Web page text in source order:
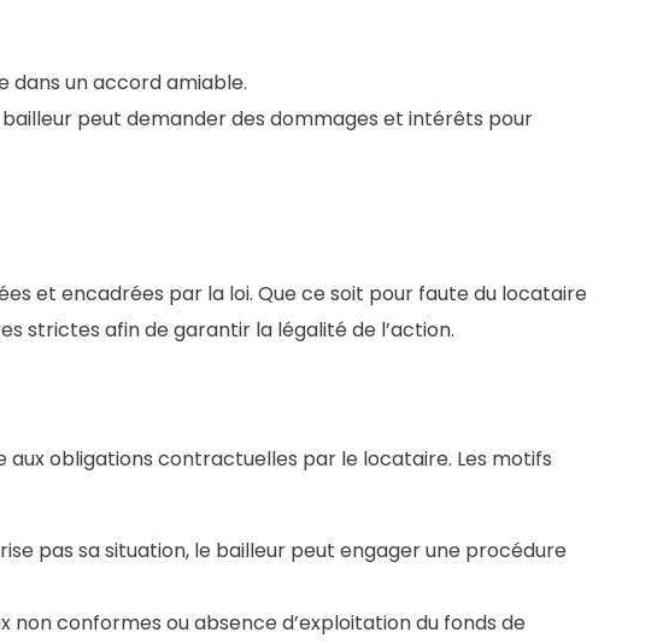
dans un accord amiable.
peut demander des dommages et intérêts pour
et encadrées par la loi. Que ce soit pour faute du locataire
strictes afin de garantir la légalité de l’action.
obligations contractuelles par le locataire. Les motifs
pas sa situation, le bailleur peut engager une procédure
conformes ou absence d’exploitation du fonds de